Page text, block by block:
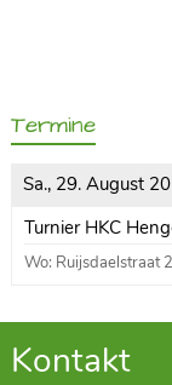
Termine
Sa., 29. August
Turnier HKC
Wo: Ruijsdaelstraat
Kontakt